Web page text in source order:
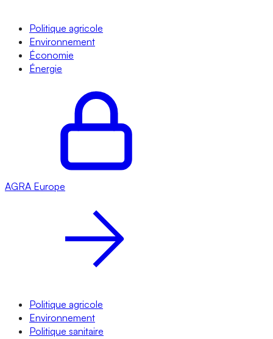
Politique agricole
Environnement
Économie
Énergie
AGRA Europe
Politique agricole
Environnement
Politique sanitaire